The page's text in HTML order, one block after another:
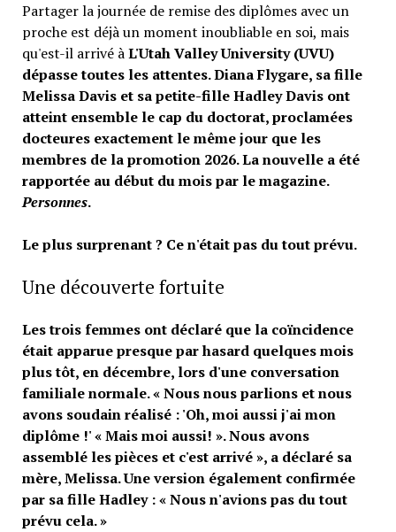
Partager la journée de remise des diplômes avec un
proche est déjà un moment inoubliable en soi, mais
qu'est-il arrivé àL'Utah Valley University (UVU)
dépasse toutes les attentes.Diana Flygare, sa fille
Melissa Davis et sa petite-fille Hadley Davis ont
atteint ensemble le cap du doctorat, proclamées
docteures exactement le même jour que les
membres de la promotion 2026. La nouvelle a été
rapportée au début du mois par le magazine.
Personnes.
Le plus surprenant ? Ce n'était pas du tout prévu.
Une découverte fortuite
Les trois femmes ont déclaré que la coïncidence
était apparue presque par hasard quelques mois
plus tôt, en décembre, lors d'une conversation
familiale normale. « Nous nous parlions et nous
avons soudain réalisé : 'Oh, moi aussi j'ai mon
diplôme !' « Mais moi aussi! ». Nous avons
assemblé les pièces et c'est arrivé », a déclaré sa
mère, Melissa. Une version également confirmée
par sa fille Hadley : « Nous n'avions pas du tout
prévu cela. »